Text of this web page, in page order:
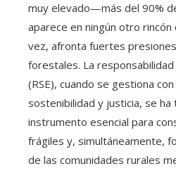
muy elevado—más del 90%
aparece en ningún otro
vez, afronta fuertes
forestales. La
(RSE), cuando se gestiona
sostenibilidad y justicia, se
instrumento esencial para
frágiles y, simultáneamente,
de las comunidades rurales